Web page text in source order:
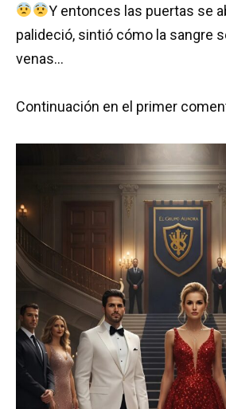
Y entonces las puertas se
palideció, sintió cómo la sangre
venas…
Continuación en el primer